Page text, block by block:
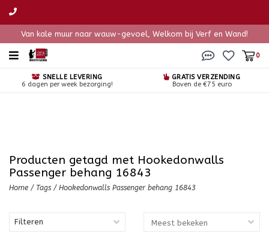
Van kale muur naar wauw-gevoel, Welkom bij Verf en Wand!
0
SNELLE LEVERING
6 dagen per week bezorging!
GRATIS VERZENDING
Boven de €75 euro
Producten getagd met Hookedonwalls
Passenger behang 16843
Home / Tags / Hookedonwalls Passenger behang 16843
Filteren